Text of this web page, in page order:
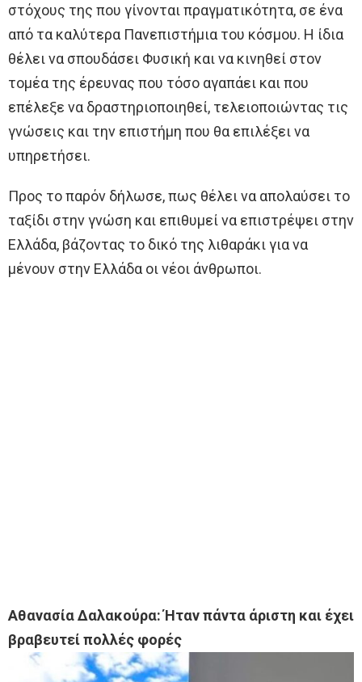
στόχους της που γίνονται πραγματικότητα, σε ένα
από τα καλύτερα Πανεπιστήμια του κόσμου. Η ίδια
θέλει να σπουδάσει Φυσική και να κινηθεί στον
τομέα της έρευνας που τόσο αγαπάει και που
επέλεξε να δραστηριοποιηθεί, τελειοποιώντας τις
γνώσεις και την επιστήμη που θα επιλέξει να
υπηρετήσει.
Προς το παρόν δήλωσε, πως θέλει να απολαύσει το
ταξίδι στην γνώση και επιθυμεί να επιστρέψει στην
Ελλάδα, βάζοντας το δικό της λιθαράκι για να
μένουν στην Ελλάδα οι νέοι άνθρωποι.
Αθανασία Δαλακούρα: Ήταν πάντα άριστη και έχει
βραβευτεί πολλές φορές